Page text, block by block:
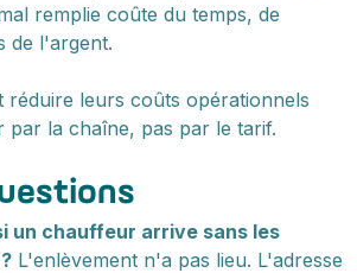
remplie coûte du temps, de
de l'argent.
réduire leurs coûts opérationnels
par la chaîne, pas par le tarif.
un chauffeur arrive sans les
L'enlèvement n'a pas lieu. L'adresse